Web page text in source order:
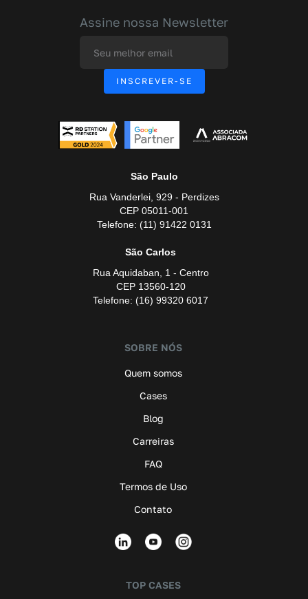
Assine nossa Newsletter
São Paulo
Rua Vanderlei, 929 - Perdizes
CEP 05011-001
Telefone: (11) 91422 0131
São Carlos
Rua Aquidaban, 1 - Centro
CEP 13560-120
Telefone: (16) 99320 6017
SOBRE NÓS
Quem somos
Cases
Blog
Carreiras
FAQ
Termos de Uso
Contato
TOP CASES